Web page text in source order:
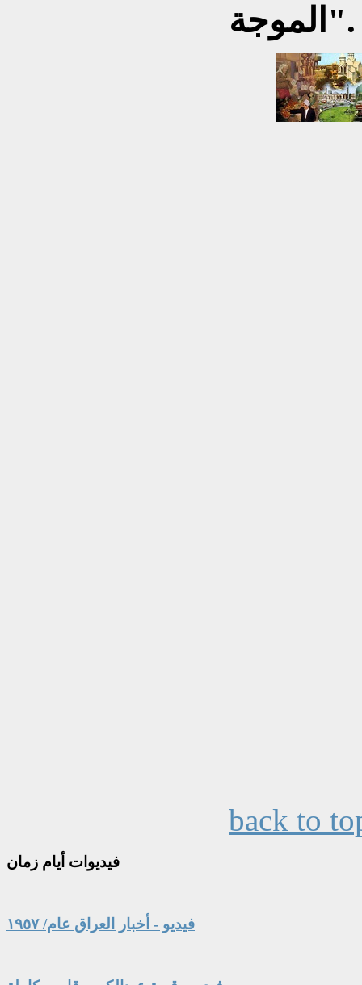
الموجة".
back to
فيديوات أيام زمان
فيديو - أخبار العراق عام/ ١٩٥٧